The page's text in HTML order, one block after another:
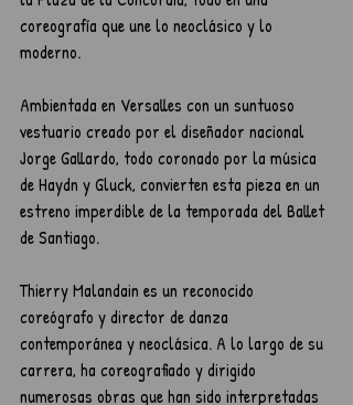
coreografía que une lo neoclásico y lo
moderno.
Ambientada en Versalles con un suntuoso
vestuario creado por el diseñador nacional
Jorge Gallardo, todo coronado por la música
de Haydn y Gluck, convierten esta pieza en un
estreno imperdible de la temporada del Ballet
de Santiago.
Thierry Malandain es un reconocido
coreógrafo y director de danza
contemporánea y neoclásica. A lo largo de su
carrera, ha coreografiado y dirigido
numerosas obras que han sido interpretadas